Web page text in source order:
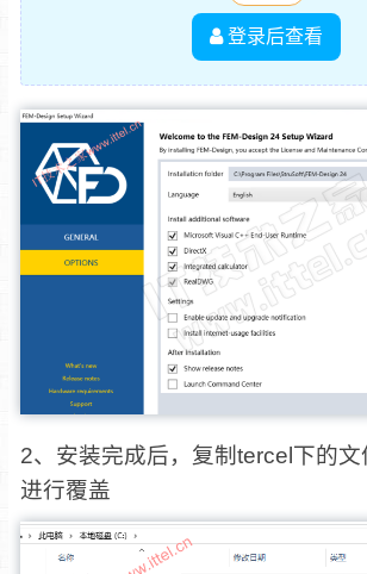
登录后查看
2、安装完成后，复制tercel下的
进行覆盖